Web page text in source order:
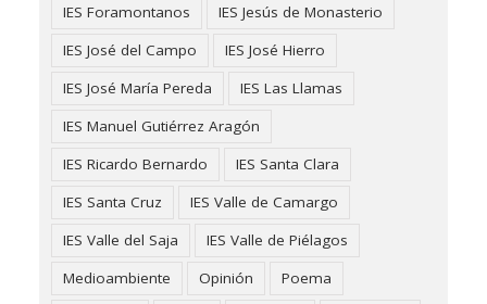
IES Foramontanos
IES Jesús de Monasterio
IES José del Campo
IES José Hierro
IES José María Pereda
IES Las Llamas
IES Manuel Gutiérrez Aragón
IES Ricardo Bernardo
IES Santa Clara
IES Santa Cruz
IES Valle de Camargo
IES Valle del Saja
IES Valle de Piélagos
Medioambiente
Opinión
Poema